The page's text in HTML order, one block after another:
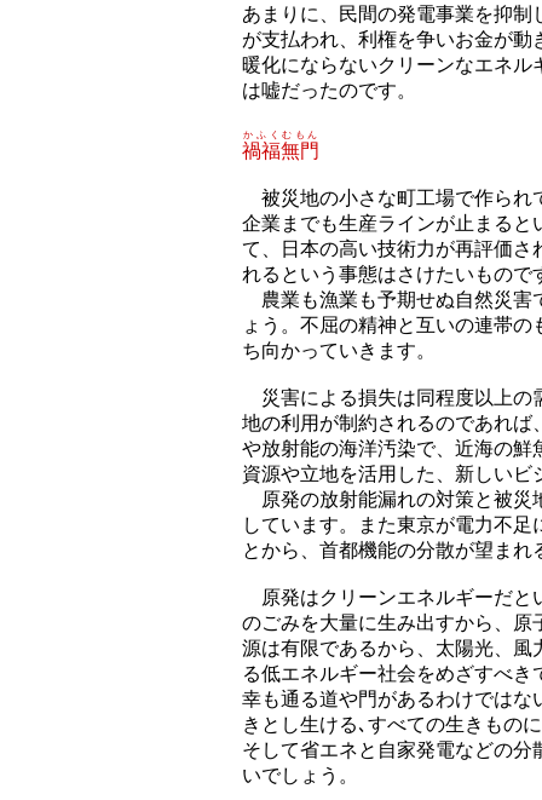
あまりに、民間の発電事業を抑
が支払われ、利権を争いお金が
暖化にならないクリーンなエネ
は嘘だったのです。
禍福無門
かふくむもん
被災地の小さな町工場で作られ
企業までも生産ラインが止まる
て、日本の高い技術力が再評価
れるという事態はさけたいもので
農業も漁業も予期せぬ自然災害
ょう。不屈の精神と互いの連帯
ち向かっていきます。
災害による損失は同程度以上の
地の利用が制約されるのであれ
や放射能の海洋汚染で、近海の
資源や立地を活用した、新しい
原発の放射能漏れの対策と被災
しています。また東京が電力不
とから、首都機能の分散が望まれ
原発はクリーンエネルギーだと
のごみを大量に生み出すから、
源は有限であるから、太陽光、
る低エネルギー社会をめざすべ
幸も通る道や門があるわけでは
きとし生ける､すべての生きもの
そして省エネと自家発電などの
いでしょう。